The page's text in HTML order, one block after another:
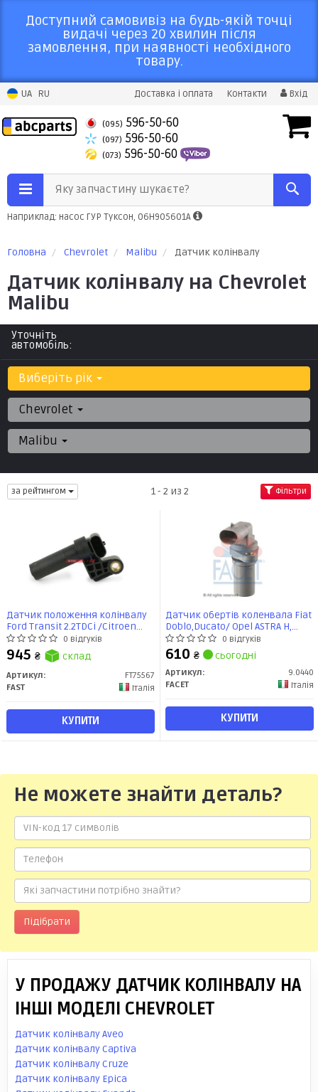
Доступний самовивіз на будь-якій точці
видачі через 20 хвилин після
замовлення, при наявності необхідного
товару.
UA RU Доставка і оплата Контакти Вхід
(095) 596-50-60
(097) 596-50-60
(073) 596-50-60
Яку запчастину шукаєте?
Наприклад: насос ГУР Туксон, 06H905601A
Головна Chevrolet Malibu Датчик колінвалу
Датчик колінвалу на Chevrolet
Malibu
Уточніть
автомобіль:
Виберіть рік
Chevrolet
Malibu
за рейтингом 1 - 2 из 2 Фільтри
Датчик положення колінвалу
Ford Transit 2.2TDCi /Citroen
Jumper (06-) 3-PIN (FT75567)
Fast
0 відгуків
945 ₴ склад
Артикул:
FT75567
FAST
Італія
КУПИТИ
Датчик обертів коленвала Fiat
Doblo,Ducato/ Opel ASTRA H,
VECTRA C 1.9D/2.4D/3.2 02-
(9.0440) Facet
0 відгуків
610 ₴ сьогодні
Артикул:
9.0440
FACET
Італія
КУПИТИ
Не можете знайти деталь?
Підібрати
У ПРОДАЖУ ДАТЧИК КОЛІНВАЛУ НА
ІНШІ МОДЕЛІ CHEVROLET
Датчик колінвалу Aveo
Датчик колінвалу Captiva
Датчик колінвалу Cruze
Датчик колінвалу Epica